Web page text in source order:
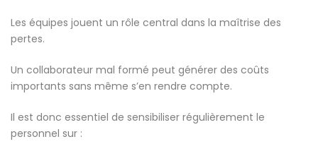
Les équipes jouent un rôle central dans la maîtrise des
pertes.
Un collaborateur mal formé peut générer des coûts
importants sans même s’en rendre compte.
Il est donc essentiel de sensibiliser régulièrement le
personnel sur :